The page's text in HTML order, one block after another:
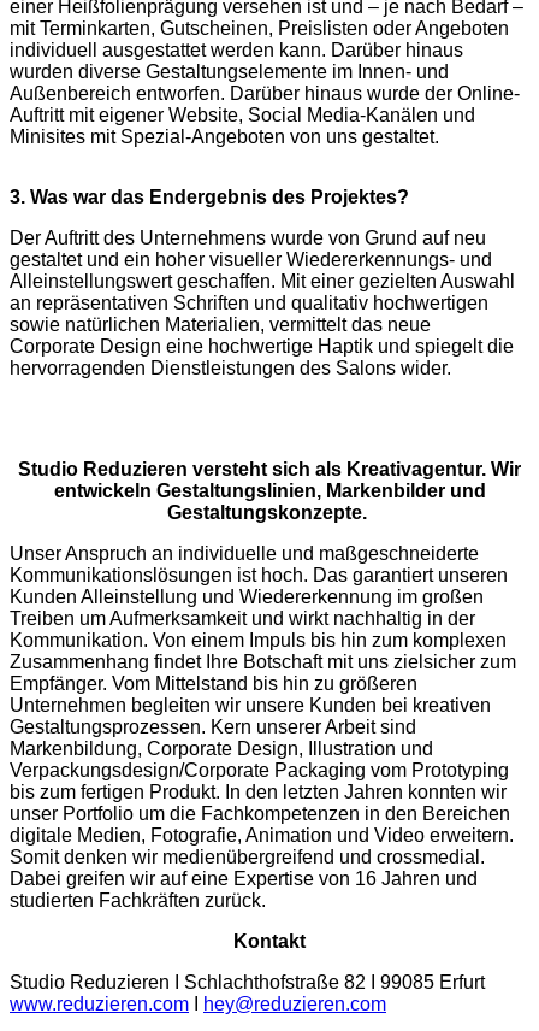
einer Heißfolienprägung versehen ist und – je nach Bedarf –
mit Terminkarten, Gutscheinen, Preislisten oder Angeboten
individuell ausgestattet werden kann. Darüber hinaus
wurden diverse Gestaltungselemente im Innen- und
Außenbereich entworfen. Darüber hinaus wurde der Online-
Auftritt mit eigener Website, Social Media-Kanälen und
Minisites mit Spezial-Angeboten von uns gestaltet.
3. Was war das Endergebnis des Projektes?
Der Auftritt des Unternehmens wurde von Grund auf neu
gestaltet und ein hoher visueller Wiedererkennungs- und
Alleinstellungswert geschaffen. Mit einer gezielten Auswahl
an repräsentativen Schriften und qualitativ hochwertigen
sowie natürlichen Materialien, vermittelt das neue
Corporate Design eine hochwertige Haptik und spiegelt die
hervorragenden Dienstleistungen des Salons wider.
Studio Reduzieren versteht sich als Kreativagentur. Wir
entwickeln Gestaltungslinien, Markenbilder und
Gestaltungskonzepte.
Unser Anspruch an individuelle und maßgeschneiderte
Kommunikationslösungen ist hoch. Das garantiert unseren
Kunden Alleinstellung und Wiedererkennung im großen
Treiben um Aufmerksamkeit und wirkt nachhaltig in der
Kommunikation. Von einem Impuls bis hin zum komplexen
Zusammenhang findet Ihre Botschaft mit uns zielsicher zum
Empfänger. Vom Mittelstand bis hin zu größeren
Unternehmen begleiten wir unsere Kunden bei kreativen
Gestaltungsprozessen. Kern unserer Arbeit sind
Markenbildung, Corporate Design, Illustration und
Verpackungsdesign/Corporate Packaging vom Prototyping
bis zum fertigen Produkt. In den letzten Jahren konnten wir
unser Portfolio um die Fachkompetenzen in den Bereichen
digitale Medien, Fotografie, Animation und Video erweitern.
Somit denken wir medienübergreifend und crossmedial.
Dabei greifen wir auf eine Expertise von 16 Jahren und
studierten Fachkräften zurück.
Kontakt
Studio Reduzieren I Schlachthofstraße 82 I 99085 Erfurt
www.reduzieren.com
hey@reduzieren.com